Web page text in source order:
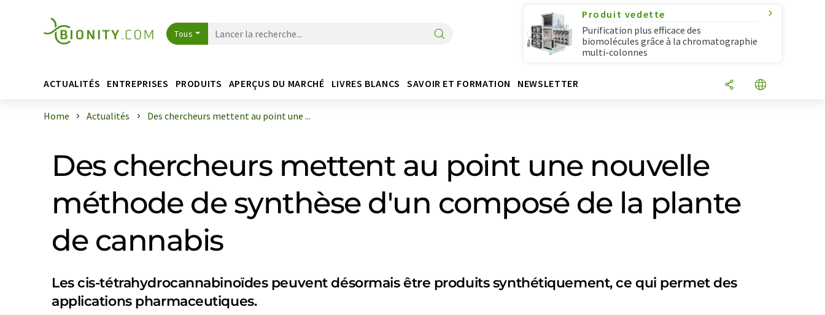
Tous
Produit vedette
Purification plus efficace des
biomolécules grâce à la chromatographie
multi-colonnes
ACTUALITÉS ENTREPRISES PRODUITS APERÇUS DU MARCHÉ LIVRES BLANCS SAVOIR ET FORMATION NEWSLETTER
Home Actualités Des chercheurs mettent au point une ...
Des chercheurs mettent au point une nouvelle
méthode de synthèse d'un composé de la plante
de cannabis
Les cis-tétrahydrocannabinoïdes peuvent désormais être produits synthétiquement, ce qui permet des
applications pharmaceutiques.